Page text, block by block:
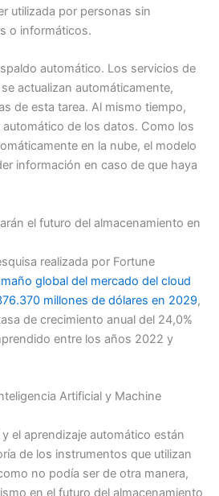
utilizada por personas sin
o informáticos.
automático. Los servicios de
actualizan automáticamente,
de esta tarea. Al mismo tiempo,
de los datos. Como los
en la nube, el modelo
información en caso de que haya
el futuro del almacenamiento en
realizada por Fortune
global del mercado del cloud
millones de dólares en 2029,
de crecimiento anual del 24,0%
entre los años 2022 y
Artificial y Machine
el aprendizaje automático están
de los instrumentos que utilizan
no podía ser de otra manera,
en el futuro del almacenamiento